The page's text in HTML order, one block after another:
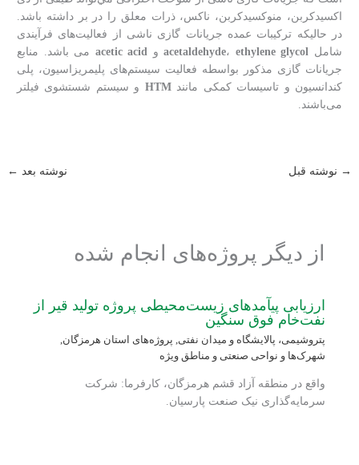
اکسيدکربن، منوکسيدکربن، ناکس، ذرات معلق را در بر داشته باشد.
در حالیکه ترکیبات عمده جریانات گازی ناشی از فعالیت‌های فرآیندی
شامل
acetaldehyde، ethylene glycol و acetic acid می باشد. منابع
جریانات گازی مذکور بواسطه فعالیت سیستم‌های پلیمریزاسیون، پلی
کندانسیون و تاسیسات کمکی مانندHTM و سیستم شستشوی فیلتر
می‌باشند.
→ نوشته قبل نوشته بعد ←
از دیگر پروژه‌های انجام شده
ارزیابی پی‏آمدهای زیست‌محیطی پروژه تولید قیر از
نفت‌خام فوق سنگین
پتروشیمی، پالایشگاه و میدان نفتی, پروژه‌های استان هرمزگان,
شهرک‌ها و نواحی صنعتی و مناطق ویژه
واقع در منطقه آزاد قشم هرمزگان، کارفرما: شرکت
سرمایه‌گذاری نیک صنعت پارسیان.